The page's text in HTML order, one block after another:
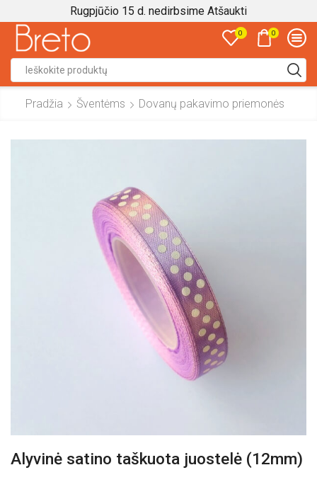
Rugpjūčio 15 d. nedirbsime Atšaukti
0 0
input
Pradžia Šventėms Dovanų pakavimo priemonės
Alyvinė satino taškuota juostelė (12mm)